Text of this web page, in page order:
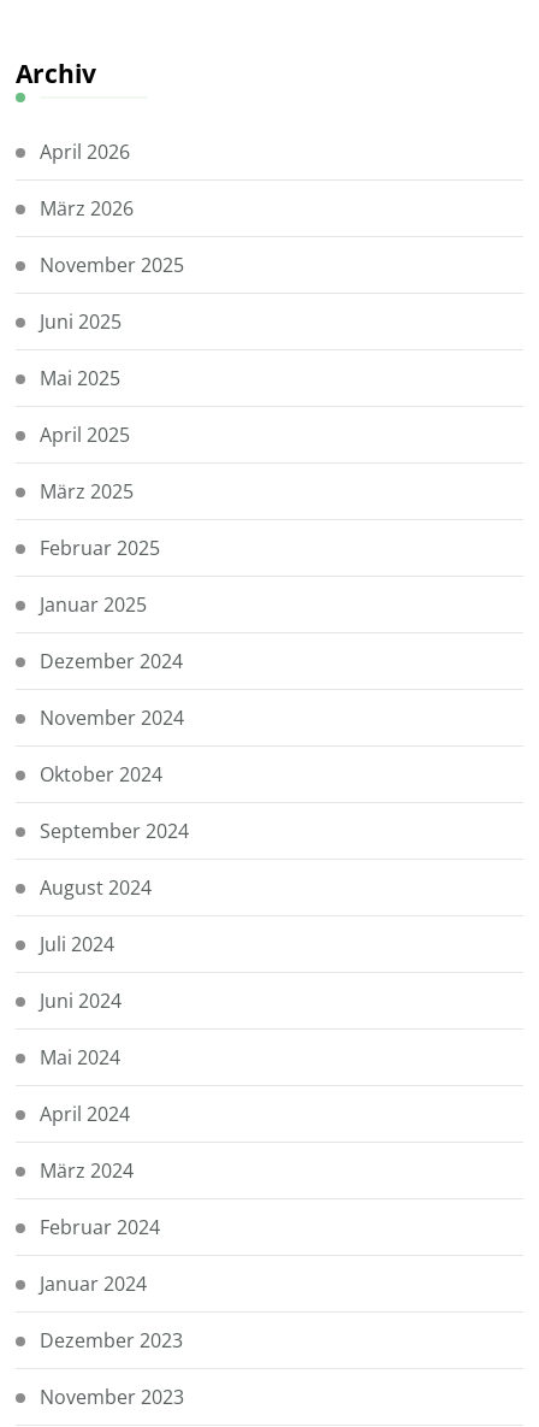
Archiv
April 2026
März 2026
November 2025
Juni 2025
Mai 2025
April 2025
März 2025
Februar 2025
Januar 2025
Dezember 2024
November 2024
Oktober 2024
September 2024
August 2024
Juli 2024
Juni 2024
Mai 2024
April 2024
März 2024
Februar 2024
Januar 2024
Dezember 2023
November 2023